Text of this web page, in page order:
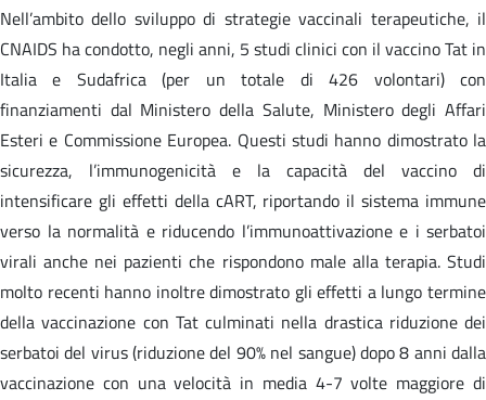
Nell’ambito dello sviluppo di strategie vaccinali terapeutiche, il
CNAIDS ha condotto, negli anni, 5 studi clinici con il vaccino Tat in
Italia e Sudafrica (per un totale di 426 volontari) con
finanziamenti dal Ministero della Salute, Ministero degli Affari
Esteri e Commissione Europea. Questi studi hanno dimostrato la
sicurezza, l’immunogenicità e la capacità del vaccino di
intensificare gli effetti della cART, riportando il sistema immune
verso la normalità e riducendo l’immunoattivazione e i serbatoi
virali anche nei pazienti che rispondono male alla terapia. Studi
molto recenti hanno inoltre dimostrato gli effetti a lungo termine
della vaccinazione con Tat culminati nella drastica riduzione dei
serbatoi del virus (riduzione del 90% nel sangue) dopo 8 anni dalla
vaccinazione con una velocità in media 4-7 volte maggiore di